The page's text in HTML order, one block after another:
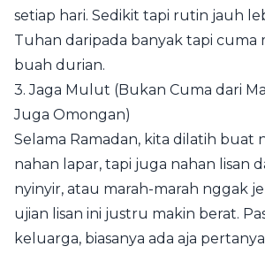
setiap hari. Sedikit tapi rutin jauh
Tuhan daripada banyak tapi cuma
buah durian.
3. Jaga Mulut (Bukan Cuma dari
Juga Omongan)
Selama Ramadan, kita dilatih buat
nahan lapar, tapi juga nahan lisan
nyinyir, atau marah-marah nggak
ujian lisan ini justru makin berat.
keluarga, biasanya ada aja